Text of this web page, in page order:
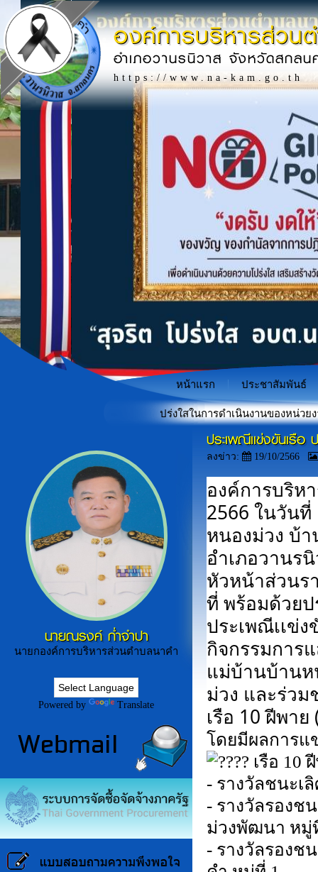
องค์การบริหารส่วน
อำเภอวานรนิวาส จังหวัดสกลน
https://www.na-kam.go.th
"เกราะป้องกันภัยไซเบอร์สำหรั
รมและความโปร่งใสในการดำเนินงานของหน่วยงานภาครัฐ (ITA)
หน้าแรก ประชาสัมพันธ์
นายณรงค์ ก่ำจำปา
นายกองค์การบริหารส่วนตำบลนาคำ
Powered by Translate
ประเพณีเเข่งขันเรื
ลงข่าว: 19/10/2566
องค์การบริห
2566 ในวัน
หนองม่วง​ บ้
อำเภอวานร
หัวหน้าส่วนร
ที่​ พร้อมด้วย
ประเพณีเเข่
กิจกรรมการ
แม่บ้านบ้านห
ม่วง​ และร่วม
เรือ​ 10​ ฝีพาย​
โดยมี​ผลการแ
เรือ​ 10​
-​ รางวัลชนะเ
-​ รางวัลรองช
ม่วงพัฒนา​ หมู่
-​ รางวัลรองช